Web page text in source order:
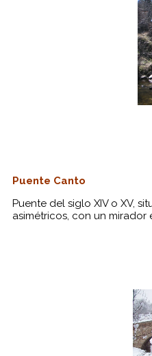
Puente Canto
Puente del siglo XIV o XV,
asimétricos, con un